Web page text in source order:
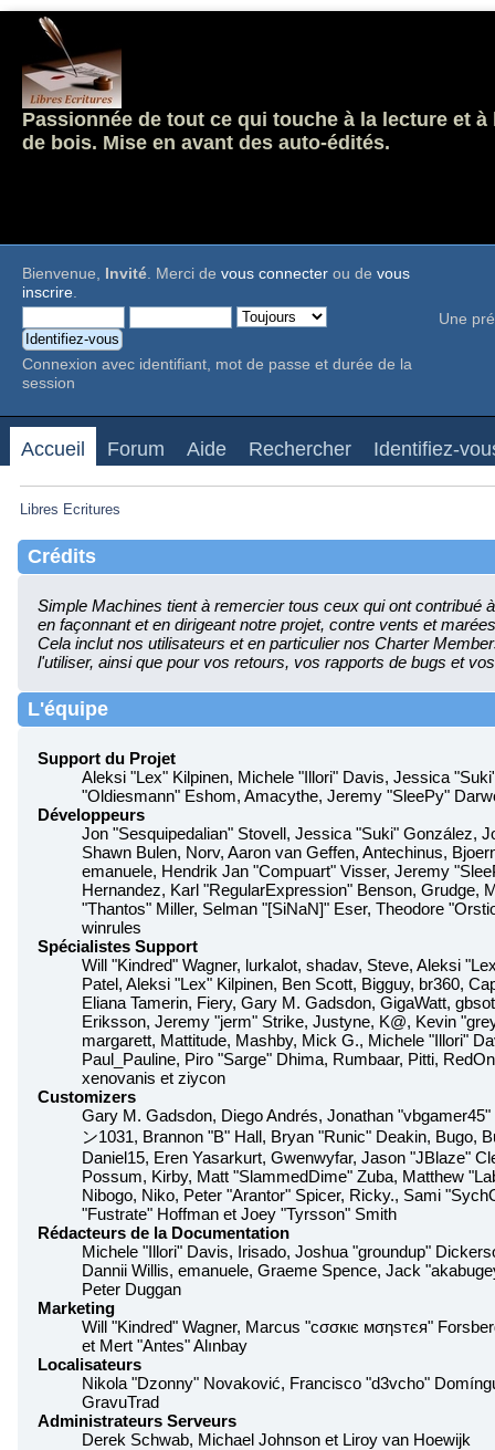
Passionnée de tout ce qui touche à la lecture et
de bois. Mise en avant des auto-édités.
Bienvenue, Invité. Merci de vous connecter ou de vous
inscrire.
Connexion avec identifiant, mot de passe et durée de la
session
Une
Accueil Forum Aide Rechercher Identifiez-
Libres Ecritures
Crédits
Simple Machines tient à remercier tous ceux qui ont contribué
en façonnant et en dirigeant notre projet, contre vents et
Cela inclut nos utilisateurs et en particulier nos Charter
l'utiliser, ainsi que pour vos retours, vos rapports de bugs et
L'équipe
Support du Projet
Aleksi "Lex" Kilpinen, Michele "Illori" Davis, Jessica
"Oldiesmann" Eshom, Amacythe, Jeremy "SleePy"
Développeurs
Jon "Sesquipedalian" Stovell, Jessica "Suki" González,
Shawn Bulen, Norv, Aaron van Geffen, Antechinus,
emanuele, Hendrik Jan "Compuart" Visser, Jeremy
Hernandez, Karl "RegularExpression" Benson, Grudge,
"Thantos" Miller, Selman "[SiNaN]" Eser, Theodore
winrules
Spécialistes Support
Will "Kindred" Wagner, lurkalot, shadav, Steve, Aleksi
Patel, Aleksi "Lex" Kilpinen, Ben Scott, Bigguy, br360,
Eliana Tamerin, Fiery, Gary M. Gadsdon, GigaWatt,
Eriksson, Jeremy "jerm" Strike, Justyne, K@, Kevin
margarett, Mattitude, Mashby, Mick G., Michele "Illori"
Paul_Pauline, Piro "Sarge" Dhima, Rumbaar, Pitti,
xenovanis et ziycon
Customizers
Gary M. Gadsdon, Diego Andrés, Jonathan
ン1031, Brannon "B" Hall, Bryan "Runic" Deakin, Bugo,
Daniel15, Eren Yasarkurt, Gwenwyfar, Jason "JBlaze"
Possum, Kirby, Matt "SlammedDime" Zuba, Matthew
Nibogo, Niko, Peter "Arantor" Spicer, Ricky., Sami
"Fustrate" Hoffman et Joey "Tyrsson" Smith
Rédacteurs de la Documentation
Michele "Illori" Davis, Irisado, Joshua "groundup"
Dannii Willis, emanuele, Graeme Spence, Jack
Peter Duggan
Marketing
Will "Kindred" Wagner, Marcus "cσσкιє мσηѕтєя"
et Mert "Antes" Alınbay
Localisateurs
Nikola "Dzonny" Novaković, Francisco "d3vcho"
GravuTrad
Administrateurs Serveurs
Derek Schwab, Michael Johnson et Liroy van Hoewijk